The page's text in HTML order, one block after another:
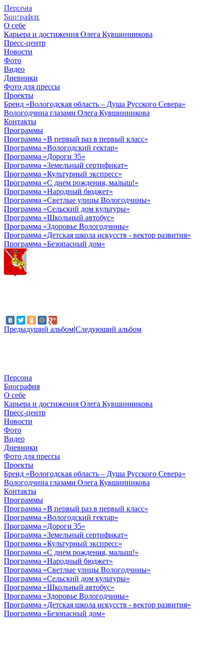
Персона
Биография
О себе
Карьера и достижения Олега Кувшинникова
Пресс-центр
Новости
Фото
Видео
Дневники
Фото для прессы
Проекты
Бренд «Вологодская область – Душа Русского Севера»
Вологодчина глазами Олега Кувшинникова
Контакты
Программы
Программа «В первый раз в первый класс»
Программа «Вологодский гектар»
Программа «Дороги 35»
Программа «Земельный сертификат»
Программа «Культурный экспресс»
Программа «С днем рождения, малыш!»
Программа «Народный бюджет»
Программа «Светлые улицы Вологодчины»
Программа «Сельский дом культуры»
Программа «Школьный автобус»
Программа «Здоровье Вологодчины»
Программа «Детская школа искусств - вектор развития»
Программа «Безопасный дом»
Предыдущий альбом|Следующий альбом
© 2012 - 2023,
КУВШИННИКОВ О.А.
Персона
Биография
О себе
Карьера и достижения Олега Кувшинникова
Пресс-центр
Новости
Фото
Видео
Дневники
Фото для прессы
Проекты
Бренд «Вологодская область – Душа Русского Севера»
Вологодчина глазами Олега Кувшинникова
Контакты
Программы
Программа «В первый раз в первый класс»
Программа «Вологодский гектар»
Программа «Дороги 35»
Программа «Земельный сертификат»
Программа «Культурный экспресс»
Программа «С днем рождения, малыш!»
Программа «Народный бюджет»
Программа «Светлые улицы Вологодчины»
Программа «Сельский дом культуры»
Программа «Школьный автобус»
Программа «Здоровье Вологодчины»
Программа «Детская школа искусств - вектор развития»
Программа «Безопасный дом»